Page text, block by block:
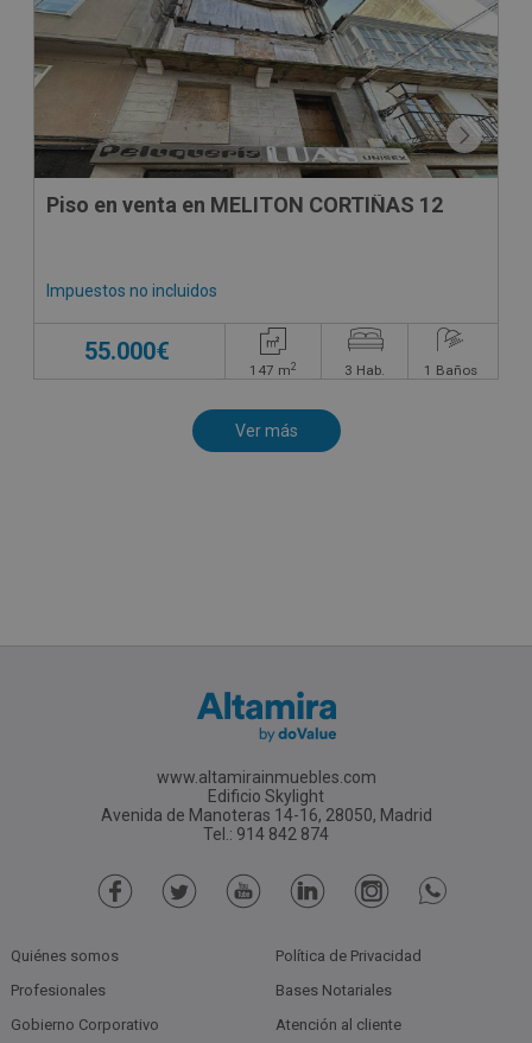
Piso en venta en MELITON CORTIÑAS 12
Impuestos no incluidos
55.000€
147 m2 3 Hab. 1 Baños
www.altamirainmuebles.com
Edificio Skylight
Avenida de Manoteras 14-16, 28050, Madrid
Tel.: 914 842 874
Quiénes somos
Profesionales
Gobierno Corporativo
Política de Privacidad
Bases Notariales
Atención al cliente